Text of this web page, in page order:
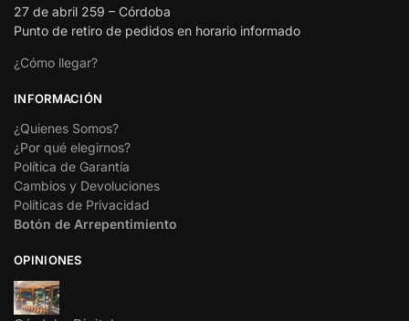
27 de abril 259 – Córdoba
Punto de retiro de pedidos en horario informado
¿Cómo llegar?
INFORMACIÓN
¿Quienes Somos?
¿Por qué elegirnos?
Política de Garantía
Cambios y Devoluciones
Políticas de Privacidad
Botón de Arrepentimiento
OPINIONES